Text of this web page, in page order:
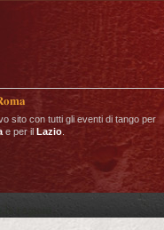
sito con tutti gli eventi di tango per
e per il Lazio